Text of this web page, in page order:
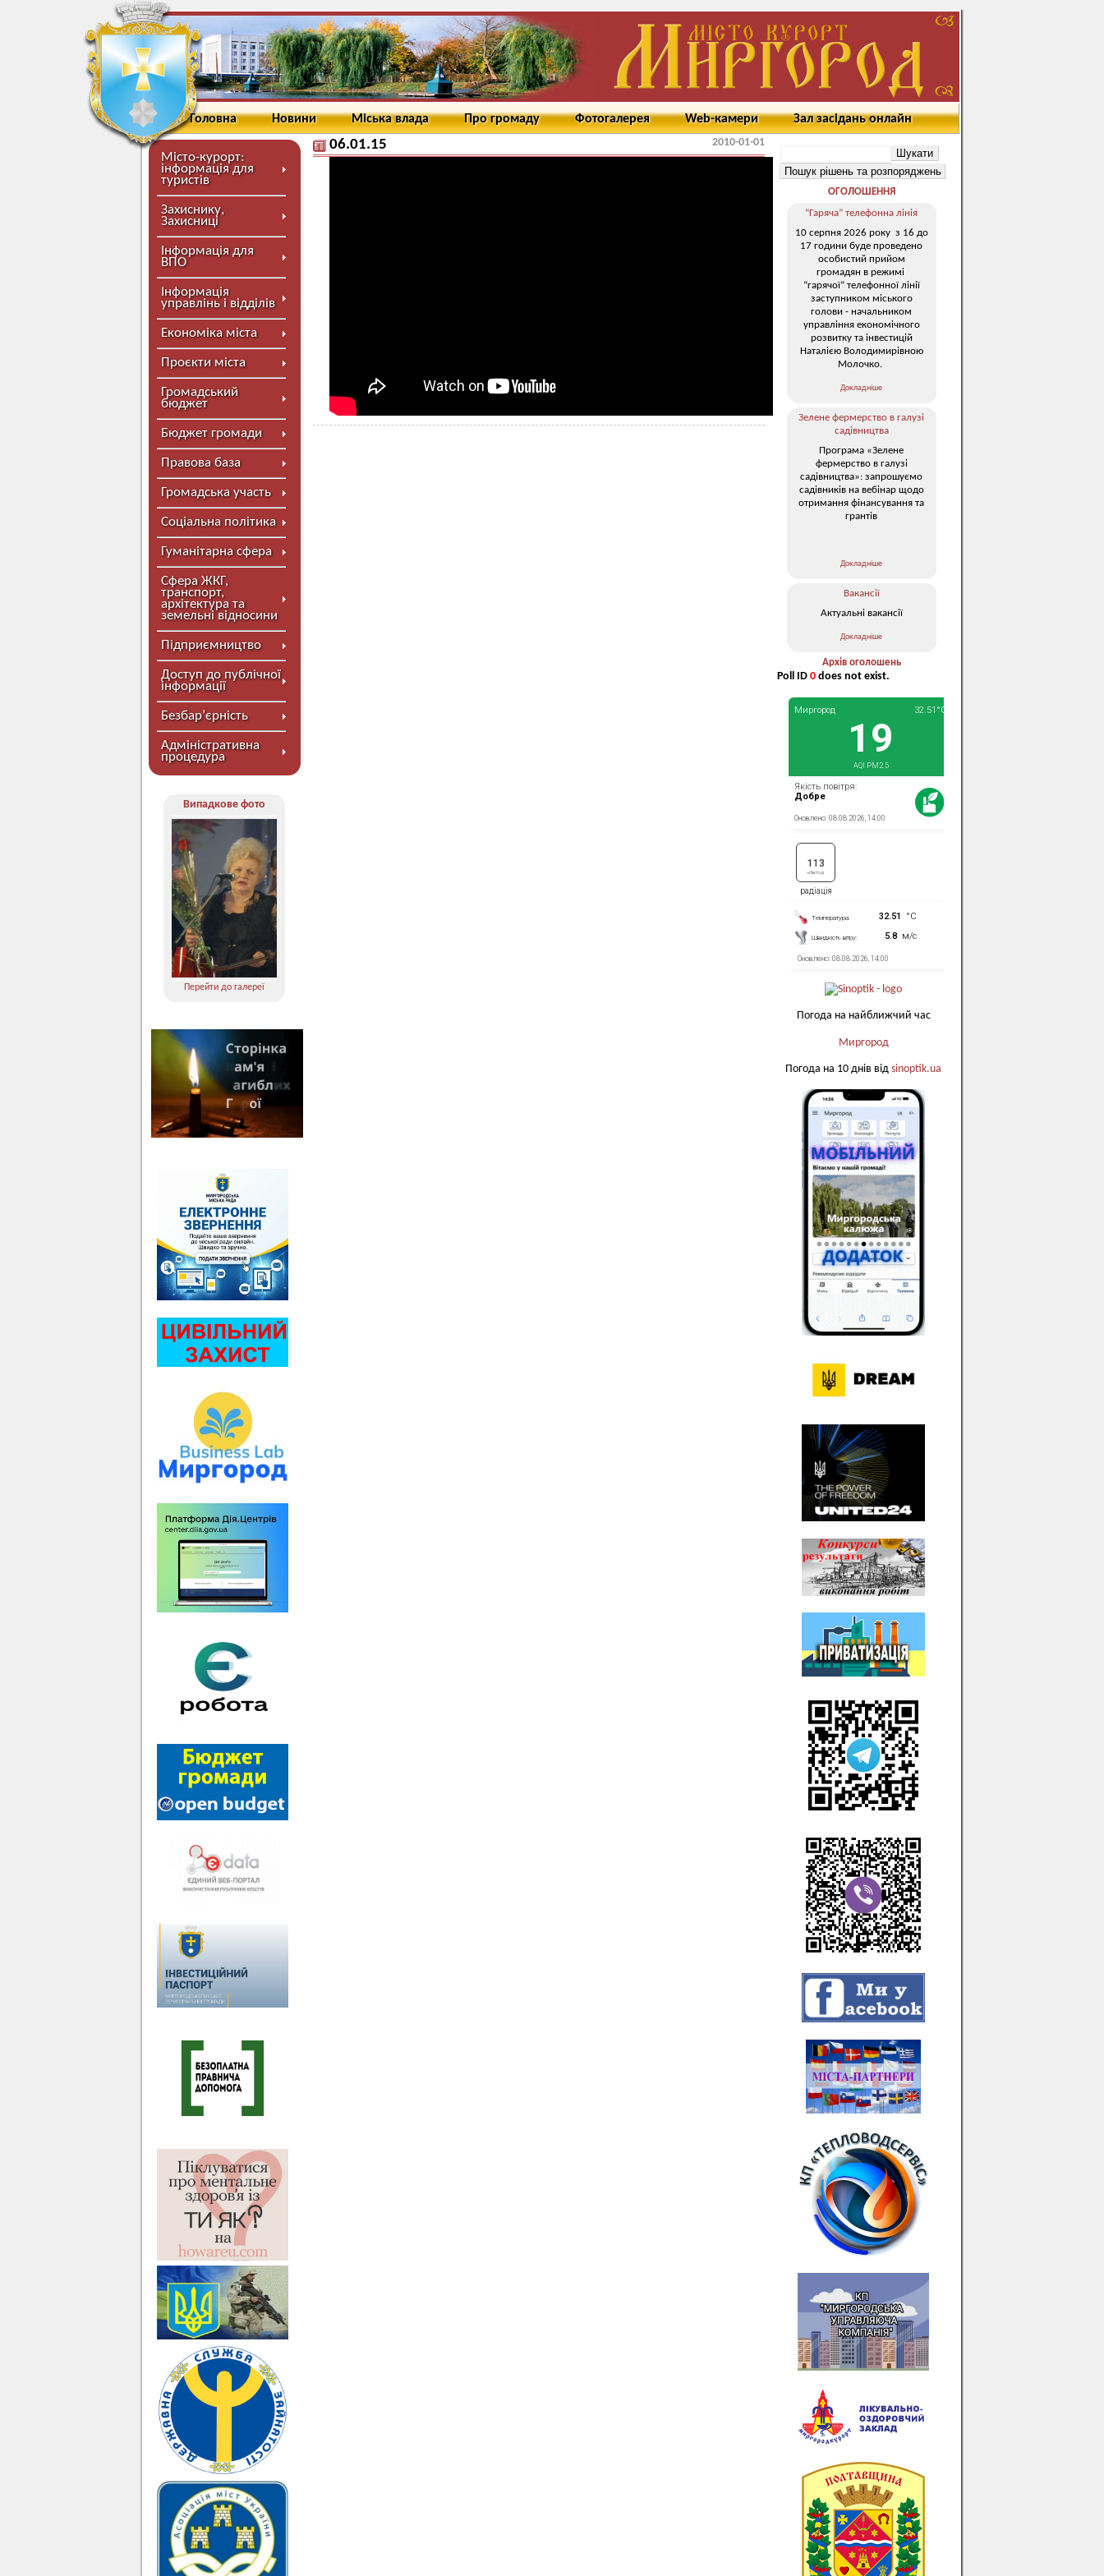
Головна Новини Міська влада Про громаду Фотогалерея Web-камери Зал засідань онлайн
Місто-курорт:
інформація для
туристів
Захиснику,
Захисниці
Інформація для
ВПО
Інформація
управлінь і відділів
Економіка міста
Проєкти міста
Громадський
бюджет
Бюджет громади
Правова база
Громадська участь
Соціальна політика
Гуманітарна сфера
Сфера ЖКГ,
транспорт,
архітектура та
земельні відносини
Підприємництво
Доступ до публічної
інформації
Безбар’єрність
Адміністративна
процедура
Випадкове фото
Перейти до галереї
06.01.15 2010-01-01
ОГОЛОШЕННЯ
“Гаряча” телефонна лінія
10 серпня 2026 року з 16 до
17 години буде проведено
особистий прийом
громадян в режимі
“гарячої” телефонної лінії
заступником міського
голови - начальником
управління економічного
розвитку та інвестицій
Наталією Володимирівною
Молочко.
Докладніше
Зелене фермерство в галузі
садівництва
Програма «Зелене
фермерство в галузі
садівництва»: запрошуємо
садівників на вебінар щодо
отримання фінансування та
грантів
Докладніше
Вакансії
Актуальні вакансії
Докладніше
Архів оголошень
Poll ID 0 does not exist.
Погода на найближчий час
Миргород
Погода на 10 днів від sinoptik.ua